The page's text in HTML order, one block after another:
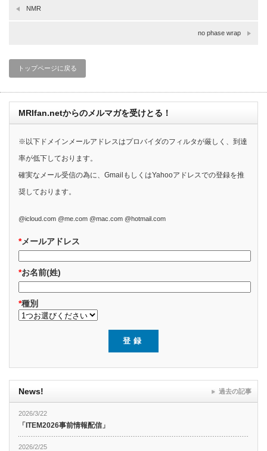
NMR
no phase wrap
トップページに戻る
MRIfan.netからのメルマガを受けとる！
※以下ドメインメールアドレスはプロバイダのフィルタが厳しく、到達
率が低下しております。
確実なメール受信の為に、GmailもしくはYahooアドレスでの登録を推
奨しております。
@icloud.com @me.com @mac.com @hotmail.com
*メールアドレス
*お名前(姓)
*種別
News!
2026/3/22
「ITEM2026事前情報配信」
2026/2/25
過去の記事